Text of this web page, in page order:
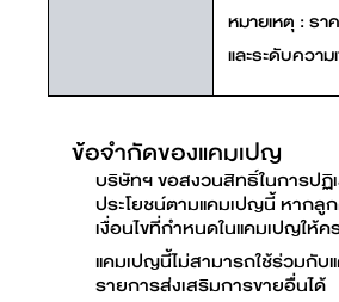
หมายเหตุ : ร
และระดับควา
ข้อจำกัดของแคมเปญ
บริษัทฯ ขอสงวนสิทธิ์ในการปฏิ
ประโยชน์ตามแคมเปญนี้ หากลู
เงื่อนไขที่กำหนดในแคมเปญให้
แคมเปญนี้ไม่สามารถใช้ร่วมกั
รายการส่งเสริมการขายอื่นได้